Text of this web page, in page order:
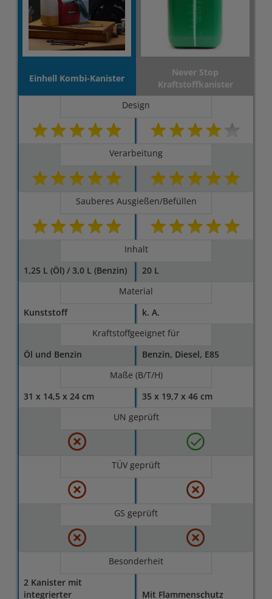
Einhell Kombi-Kanister
Never Stop
Kraftstoffkanister
Design
Verarbeitung
Sauberes Ausgießen/Befüllen
Inhalt
1,25 L (Öl) / 3,0 L (Benzin)
20 L
Material
Kunststoff
k. A.
Kraftstoffgeeignet für
Öl und Benzin
Benzin, Diesel, E85
Maße (B/T/H)
31 x 14,5 x 24 cm
35 x 19,7 x 46 cm
UN geprüft
TÜV geprüft
GS geprüft
Besonderheit
2 Kanister mit
integrierter
Mit Flammenschutz